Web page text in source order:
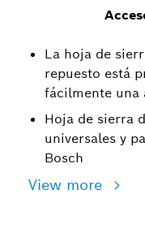
La hoja de
repuesto está
fácilmente una
Hoja de sierra
universales y
Bosch
View more